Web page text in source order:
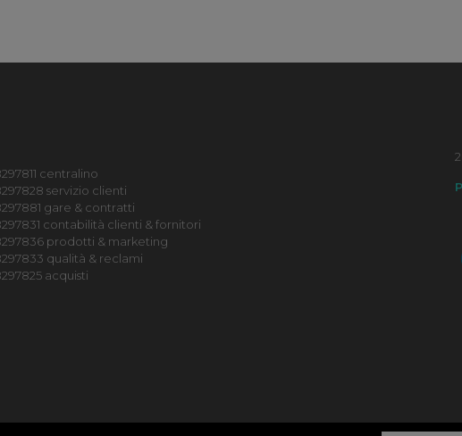
centralino
servizio clienti
gare & contratti
contabilità clienti & fornitori
prodotti & marketing
qualità & reclami
acquisti